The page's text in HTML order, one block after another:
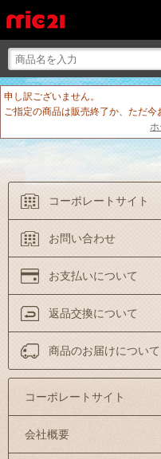
申し訳ございません。
ご指定の商品は販売終了か、ただ今
ホ
コーポレートサイト
お問い合わせ
お支払いについて
返品交換について
商品のお届けについて
コーポレートサイト
会社概要